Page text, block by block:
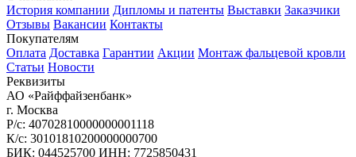
История компании Дипломы и патенты Выставки Заказчики
Отзывы Вакансии Контакты
Покупателям
Оплата Доставка Гарантии Акции Монтаж фальцевой кровли
Статьи Новости
Реквизиты
АО «Райффайзенбанк»
г. Москва
Р/с: 40702810000000001118
К/с: 30101810200000000700
БИК: 044525700 ИНН: 7725850431